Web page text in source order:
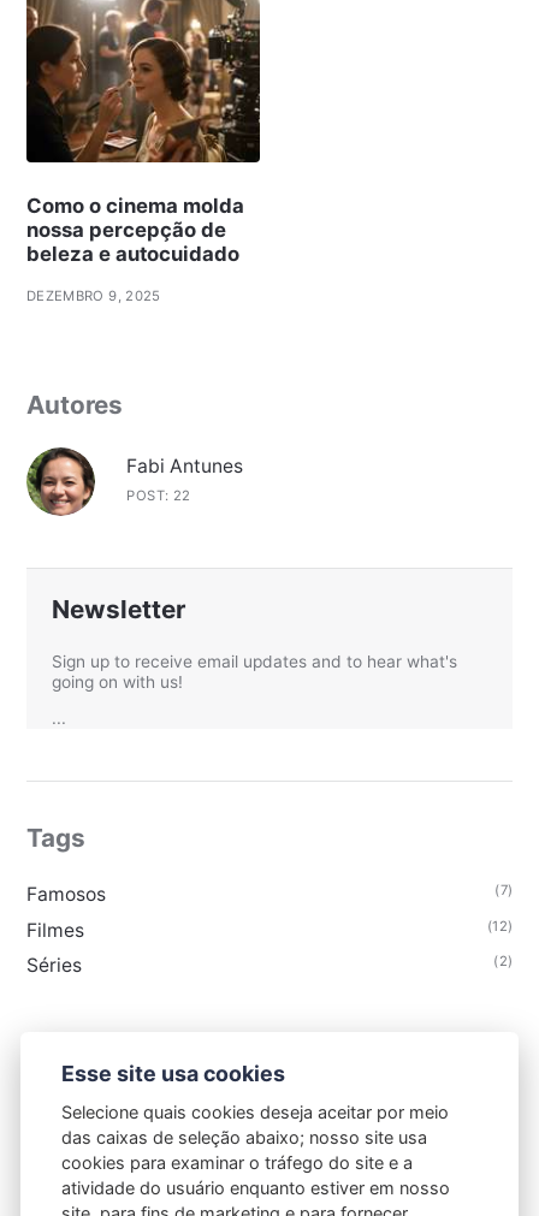
Como o cinema molda
nossa percepção de
beleza e autocuidado
DEZEMBRO 9, 2025
Autores
Fabi Antunes
POST: 22
Newsletter
Sign up to receive email updates and to hear what's
going on with us!
...
Tags
Famosos (7)
Filmes (12)
Séries (2)
Sobre Contato
Política de privacidade
Esse site usa cookies
Selecione quais cookies deseja aceitar por meio
das caixas de seleção abaixo; nosso site usa
cookies para examinar o tráfego do site e a
atividade do usuário enquanto estiver em nosso